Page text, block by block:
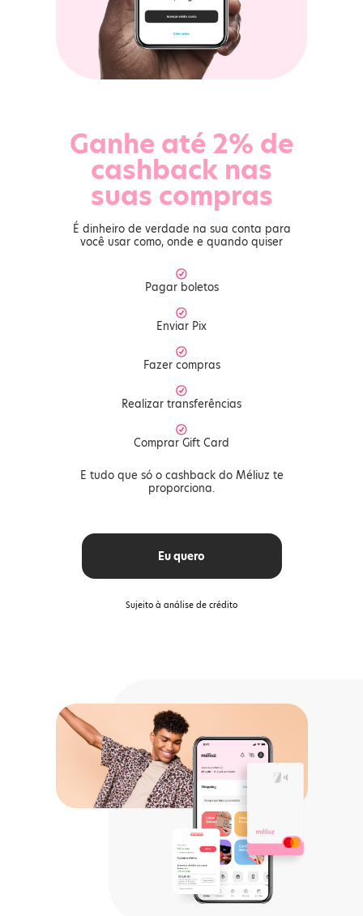
Ganhe até 2% de
cashback nas
suas compras
É dinheiro de verdade na sua conta para
você usar como, onde e quando quiser
Pagar boletos
Enviar Pix
Fazer compras
Realizar transferências
Comprar Gift Card
E tudo que só o cashback do Méliuz te
proporciona.
Eu quero
Sujeito à análise de crédito